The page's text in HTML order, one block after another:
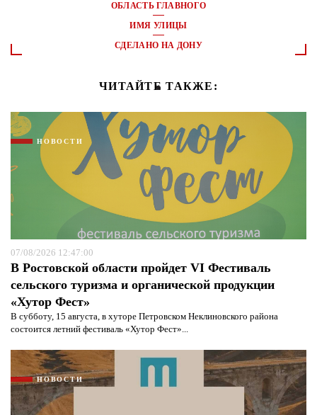
ОБЛАСТЬ ГЛАВНОГО
ИМЯ УЛИЦЫ
СДЕЛАНО НА ДОНУ
ЧИТАЙТЕ ТАКЖЕ:
НОВОСТИ
07/08/2026 12:47:00
В Ростовской области пройдет VI Фестиваль
сельского туризма и органической продукции
«Хутор Фест»
В субботу, 15 августа, в хуторе Петровском Неклиновского района
состоится летний фестиваль «Хутор Фест»...
НОВОСТИ